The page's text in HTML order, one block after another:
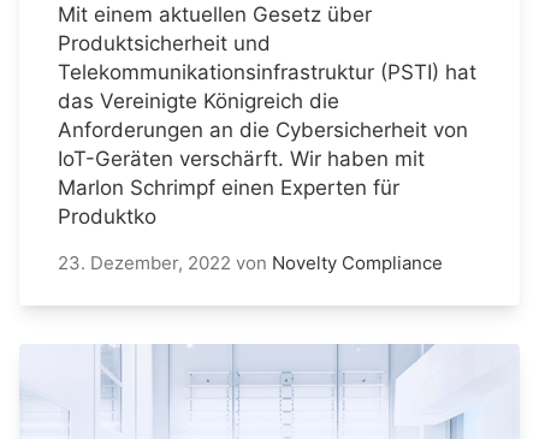
Mit einem aktuellen Gesetz über
Produktsicherheit und
Telekommunikationsinfrastruktur (PSTI) hat
das Vereinigte Königreich die
Anforderungen an die Cybersicherheit von
IoT-Geräten verschärft. Wir haben mit
Marlon Schrimpf einen Experten für
Produktko
23. Dezember, 2022 von Novelty Compliance